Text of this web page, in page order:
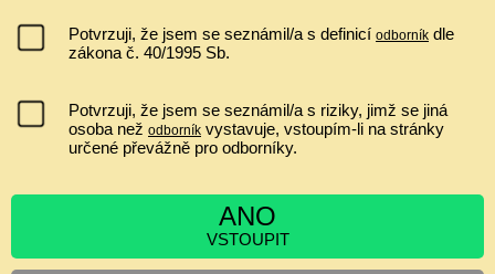
Potvrzuji, že jsem se seznámil/a s definicí odborník dle
zákona č. 40/1995 Sb.
Potvrzuji, že jsem se seznámil/a s riziky, jimž se jiná
osoba než odborník vystavuje, vstoupím-li na stránky
určené převážně pro odborníky.
ANO
VSTOUPIT
konferenci s mezinárodní účastí ve spolupráci s Fetal Medicine
Foundation (Londýn) Odborný garant: prof. MUDr. Pavel Calda, CSc.
IVF A EMBRYOTRANSFER ZVYŠUJE RIZIKO PLACENTA
PRAEVIA?
nemá souvislost
ano, minimálně jen v I. a II. trimestru